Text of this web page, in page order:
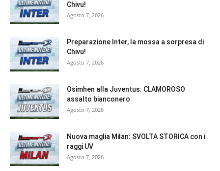
Chivu!
Agosto 7, 2026
Preparazione Inter, la mossa a sorpresa di
Chivu!
Agosto 7, 2026
Osimhen alla Juventus: CLAMOROSO
assalto bianconero
Agosto 7, 2026
Nuova maglia Milan: SVOLTA STORICA con i
raggi UV
Agosto 7, 2026